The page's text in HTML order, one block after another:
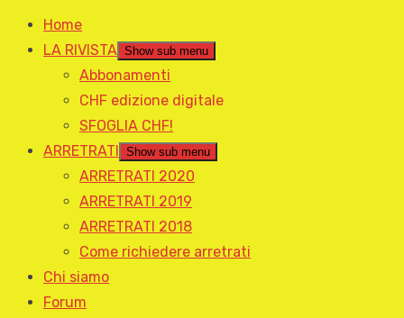
Home
LA RIVISTA Show sub menu
Abbonamenti
CHF edizione digitale
SFOGLIA CHF!
ARRETRATI
Show sub menu
ARRETRATI 2020
ARRETRATI 2019
ARRETRATI 2018
Come richiedere arretrati
Chi siamo
Forum